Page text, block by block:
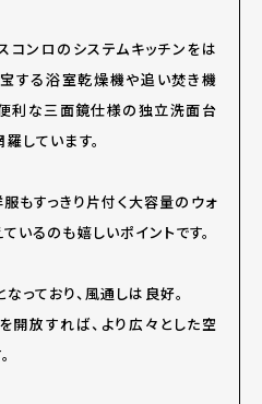
ンロのシステムキッチンをは
する浴室乾燥機や追い焚き機
利な三面鏡仕様の独立洗面台
しています。
もすっきり片付く大容量のウォ
いるのも嬉しいポイントです。
っており、風通しは良好。
開放すれば、より広々とした空